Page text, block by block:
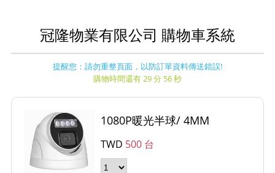
冠隆物業有限公司 購物車系統
提醒您：請勿重整頁面，以防訂單資料傳送錯誤!
購物時間還有 29 分 56 秒
1080P暖光半球/ 4MM
TWD 500 台